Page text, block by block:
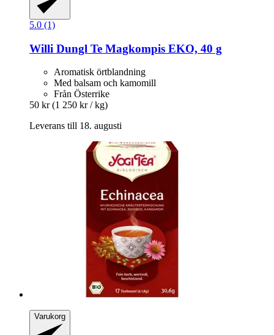
5.0 (1)
Willi Dungl Te Magkompis EKO, 40 g
Aromatisk örtblandning
Med balsam och kamomill
Från Österrike
50 kr (1 250 kr / kg)
Leverans till 18. augusti
Varukorg